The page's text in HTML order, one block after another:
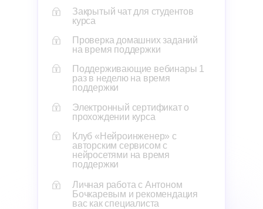
Закрытый чат для студентов
курса
Проверка домашних заданий
на время поддержки
Поддерживающие вебинары 1
раз в неделю на время
поддержки
Электронный сертификат о
прохождении курса
Клуб «Нейроинженер» с
авторским сервисом с
нейросетями на время
поддержки
Личная работа с Антоном
Бочкаревым и рекомендация
вас как специалиста